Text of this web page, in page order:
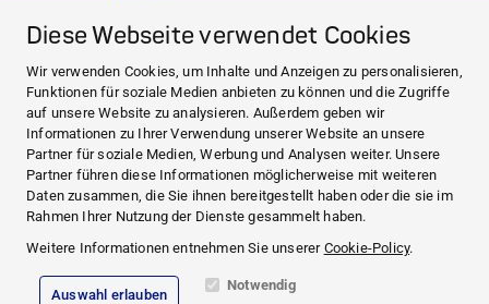
Diese Webseite verwendet Cookies
Wir verwenden Cookies, um Inhalte und Anzeigen zu personalisieren,
Funktionen für soziale Medien anbieten zu können und die Zugriffe
auf unsere Website zu analysieren. Außerdem geben wir
Informationen zu Ihrer Verwendung unserer Website an unsere
Partner für soziale Medien, Werbung und Analysen weiter. Unsere
Partner führen diese Informationen möglicherweise mit weiteren
Daten zusammen, die Sie ihnen bereitgestellt haben oder die sie im
Rahmen Ihrer Nutzung der Dienste gesammelt haben.
Weitere Informationen entnehmen Sie unserer Cookie-Policy.
Auswahl erlauben
Notwendig
SERVICE
Fachberatung
DESINFACTS
Newsletter
Konzentrat-Rechner
Weiterführende Links
Über uns
Fachberatung
NEWS UND THEMEN
HYGIENEWISSEN
SERVICE